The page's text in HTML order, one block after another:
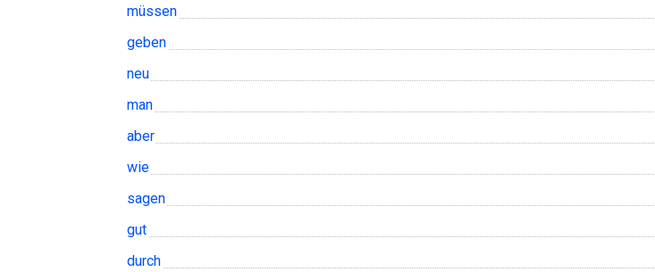
müssen
geben
neu
man
aber
wie
sagen
gut
durch